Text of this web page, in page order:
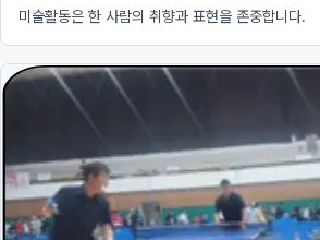
미술활동은 한 사람의 취향과 표현을 존중합니다.